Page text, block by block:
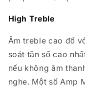
High Treble
Âm treble cao đố
soát tần số cao
nếu không âm
nghe. Một số Amp